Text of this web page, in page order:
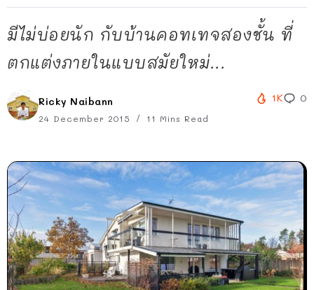
มีไม่บ่อยนัก กับบ้านคอทเทจสองชั้น ที่
ตกแต่งภายในแบบสมัยใหม่...
Ricky Naibann
24 December 2015 11 Mins Read
1K 0